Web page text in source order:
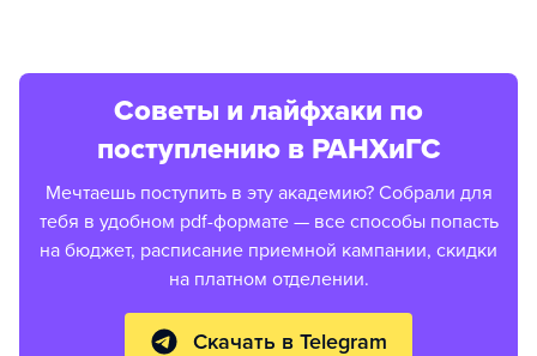
Советы и лайфхаки по
поступлению в РАНХиГС
Мечтаешь поступить в эту академию? Собрали для
тебя в удобном pdf-формате — все способы попасть
на бюджет, расписание приемной кампании, скидки
на платном отделении.
Скачать в Telegram